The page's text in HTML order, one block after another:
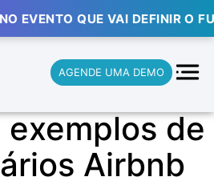
QUE VAI DEFINIR O
AGENDE UMA DEMO
de
Airbnb